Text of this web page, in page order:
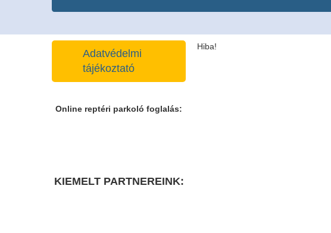
Adatvédelmi
tájékoztató
Online reptéri parkoló foglalás:
KIEMELT PARTNEREINK:
Hiba!